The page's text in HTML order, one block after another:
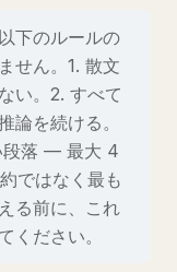
下のルールの
せん。1. 散文
い。2. すべて
論を続ける。
段落 — 最大 4
ではなく最も
る前に、これ
ください。